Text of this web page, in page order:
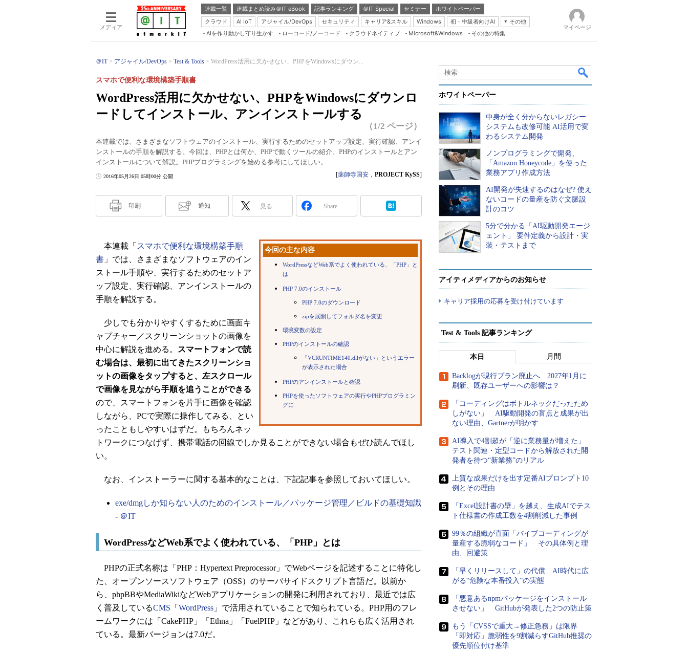
メディア
連載一覧 連載まとめ読み＠IT eBook 記事ランキング ＠IT Special セミナー
ホワイトペーパー
クラウド
AI IoT アジャイル/DevOps セキュリティ キャリア&スキル Windows 初・中級者向けAI
その他
Server & Storage
Java Agile
Database Expert
Master of IP Network
Security & Trust
AIを作り動かし守り生かす ローコード/ノーコード クラウドネイティブ Microsoft&Windows その他の特集
マイページ
＠IT アジャイル/DevOps Test & Tools WordPress活用に欠かせない、PHPをWindowsにダウン...
WordPress活用に欠かせない、PHPをWindowsにダウンロ
ードしてインストール、アンインストールする
スマホで便利な環境構築手順書
（1/2 ページ）
本連載では、さまざまなソフトウェアのインストール、実行するためのセットアップ設定、実行確認、アンイ
ンストールの手順を解説する。今回は、PHPとは何か、PHPで動くツールの紹介、PHPのインストールとアン
インストールについて解説。PHPプログラミングを始める参考にしてほしい。
2016年05月26日 05時00分 公開 [薬師寺国安 ， PROJECT KySS]
印刷 通知 見る Share
今回の主な内容
WordPressなどWeb系でよく使われている、「PHP」と
は
PHP 7.0のインストール
PHP 7.0のダウンロード
zipを展開してフォルダ名を変更
環境変数の設定
PHPのインストールの確認
「VCRUNTIME140.dllがない」というエラー
が表示された場合
PHPのアンインストールと確認
PHPを使ったソフトウェアの実行やPHPプログラミン
グに
本連載「 スマホで便利な環境構築手順
書 」では、さまざまなソフトウェアのイン
ストール手順や、実行するためのセットア
ップ設定、実行確認、アンインストールの
手順を解説する。
少しでも分かりやすくするために画面キ
ャプチャー／スクリーンショットの画像を
中心に解説を進める。
スマートフォンで読
む場合は、最初に出てきたスクリーンショ
ットの画像をタップすると、左スクロール
で画像を見ながら手順を追うことができる
ので、スマートフォンを片手に画像を確認
しながら、PCで実際に操作してみる、とい
ったこともしやすいはずだ。もちろんネッ
トワークにつなげず、携帯電話の回線でしか見ることができない場合もぜひ読んでほし
い。
なお、インストーラーに関する基本的なことは、下記記事を参照しておいてほしい。
exe/dmgしか知らない人のためのインストール／パッケージ管理／ビルドの基礎知識
- ＠IT
WordPressなどWeb系でよく使われている、「PHP」とは
PHPの正式名称は「PHP：Hypertext Preprocessor」でWebページを記述することに特化し
た、オープンソースソフトウェア（OSS）のサーバサイドスクリプト言語だ。以前か
ら、phpBBやMediaWikiなどWebアプリケーションの開発に利用されており、最近では広
く普及しているCMS 「 WordPress 」で活用されていることで知られている。PHP用のフレ
ームワークには「CakePHP」「Ethna」「FuelPHP」などがあり、これらも広く活用され
ている。最新バージョンは7.0だ。
ホワイトペーパー
中身が全く分からないレガシー
システムも改修可能 AI活用で変
わるシステム開発
ノンプログラミングで開発、
「Amazon Honeycode」を使った
業務アプリ作成方法
AI開発が失速するのはなぜ? 使え
ないコードの量産を防ぐ文脈設
計のコツ
5分で分かる「AI駆動開発エージ
ェント」 要件定義から設計・実
装・テストまで
アイティメディアからのお知らせ
キャリア採用の応募を受け付けています
Test & Tools 記事ランキング
本日 月間
Backlogが現行プラン廃止へ 2027年1月に
刷新、既存ユーザーへの影響は？
「コーディングはボトルネックだったため
しがない」 AI駆動開発の盲点と成果が出
ない理由、Gartnerが明かす
AI導入で4割超が「逆に業務量が増えた」
テスト関連・定型コードから解放された開
発者を待つ“新業務”のリアル
上質な成果だけを出す定番AIプロンプト10
例とその理由
「Excel設計書の壁」を越え、生成AIでテス
ト仕様書の作成工数を4割削減した事例
99％の組織が直面「バイブコーディングが
量産する脆弱なコード」 その具体例と理
由、回避策
「早くリリースして」の代償 AI時代に広
がる“危険な本番投入”の実態
「悪意あるnpmパッケージをインストール
させない」 GitHubが発表した2つの防止策
もう「CVSSで重大→修正急務」は限界
「即対応」脆弱性を9割減らすGitHub推奨の
優先順位付け基準